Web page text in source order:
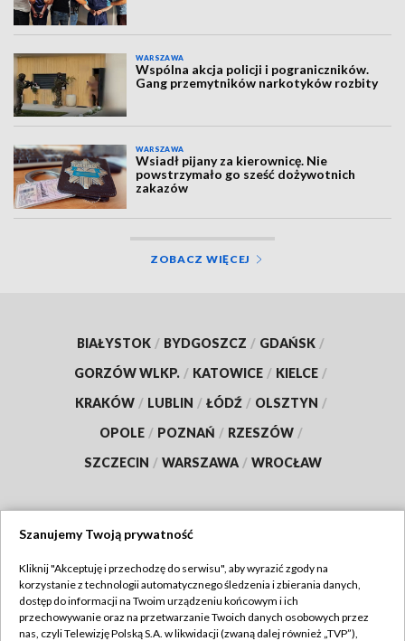
WARSZAWA
Wspólna akcja policji i pograniczników.
Gang przemytników narkotyków rozbity
WARSZAWA
Wsiadł pijany za kierownicę. Nie
powstrzymało go sześć dożywotnich
zakazów
ZOBACZ WIĘCEJ
BIAŁYSTOK / BYDGOSZCZ / GDAŃSK /
GORZÓW WLKP. / KATOWICE / KIELCE /
KRAKÓW / LUBLIN / ŁÓDŹ / OLSZTYN /
OPOLE / POZNAŃ / RZESZÓW /
SZCZECIN / WARSZAWA / WROCŁAW
TVP
Abonament TVP
Regulamin TVP
Szanujemy Twoją prywatność
Kliknij "Akceptuję i przechodzę do serwisu", aby wyrazić zgody na
korzystanie z technologii automatycznego śledzenia i zbierania danych,
dostęp do informacji na Twoim urządzeniu końcowym i ich
przechowywanie oraz na przetwarzanie Twoich danych osobowych przez
nas, czyli Telewizję Polską S.A. w likwidacji (zwaną dalej również „TVP”),